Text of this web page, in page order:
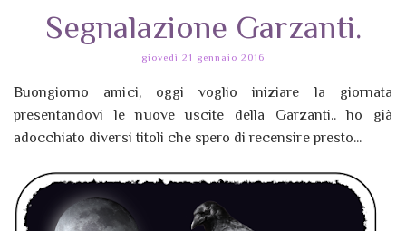
Segnalazione Garzanti.
giovedì 21 gennaio 2016
Buongiorno amici, oggi voglio iniziare la giornata
presentandovi le nuove uscite della Garzanti.. ho già
adocchiato diversi titoli che spero di recensire presto...